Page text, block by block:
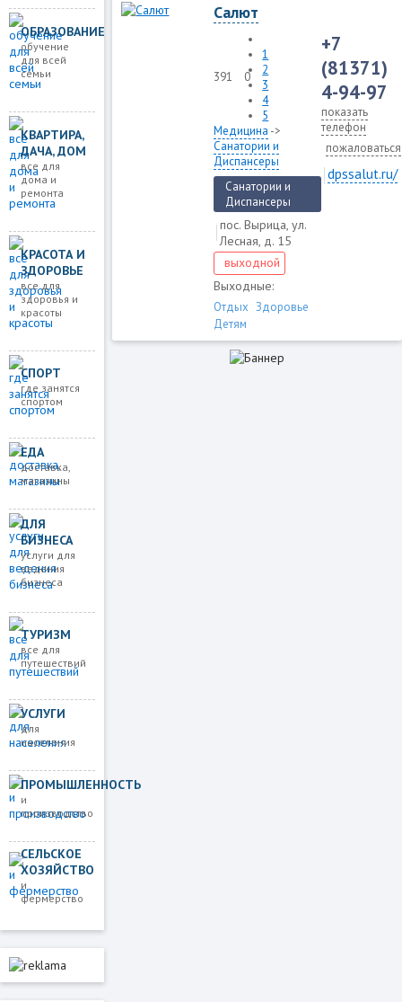
ОБРАЗОВАНИЕ
обучение
для всей
семьи
КВАРТИРА,
ДАЧА, ДОМ
все для
дома и
ремонта
КРАСОТА И
ЗДОРОВЬЕ
все для
здоровья и
красоты
СПОРТ
где занятся
спортом
ЕДА
доставка,
магазины
ДЛЯ
БИЗНЕСА
услуги для
ведения
бизнеса
ТУРИЗМ
все для
путешествий
УСЛУГИ
для
населения
ПРОМЫШЛЕННОСТЬ
и
производство
СЕЛЬСКОЕ
ХОЗЯЙСТВО
и
фермерство
Салют
391 0
1
2
3
4
5
Медицина ->
Санатории и
Диспансеры
Санатории и
Диспансеры
пос. Вырица, ул.
Лесная, д. 15
выходной
Выходные:
Отдых Здоровье
Детям
+7
(81371)
4-94-97
показать
телефон
пожаловаться
dpssalut.ru/